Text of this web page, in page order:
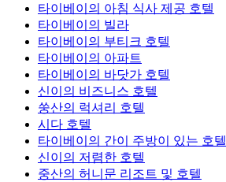
타이베이의 아침 식사 제공 호텔
타이베이의 빌라
타이베이의 부티크 호텔
타이베이의 아파트
타이베이의 바닷가 호텔
신이의 비즈니스 호텔
쑹산의 럭셔리 호텔
시다 호텔
타이베이의 간이 주방이 있는 호텔
신이의 저렴한 호텔
중산의 허니문 리조트 및 호텔